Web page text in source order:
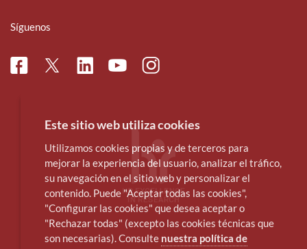
Síguenos
FacebookTwitterLinkedinYoutubeInstagram
Este sitio web utiliza cookies
Utilizamos cookies propias y de terceros para
mejorar la experiencia del usuario, analizar el tráfico,
su navegación en el sitio web y personalizar el
contenido. Puede "Aceptar todas las cookies",
"Configurar las cookies" que desea aceptar o
"Rechazar todas" (excepto las cookies técnicas que
son necesarias). Consulte nuestra política de